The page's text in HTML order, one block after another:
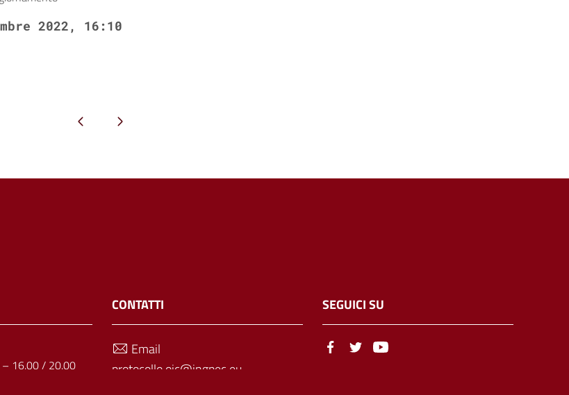
2022, 16:10
Pagina precedentePagina successiva
16.00 / 20.00
CONTATTI
Email
protocollo.oic@ingpec.eu
SEGUICI SU